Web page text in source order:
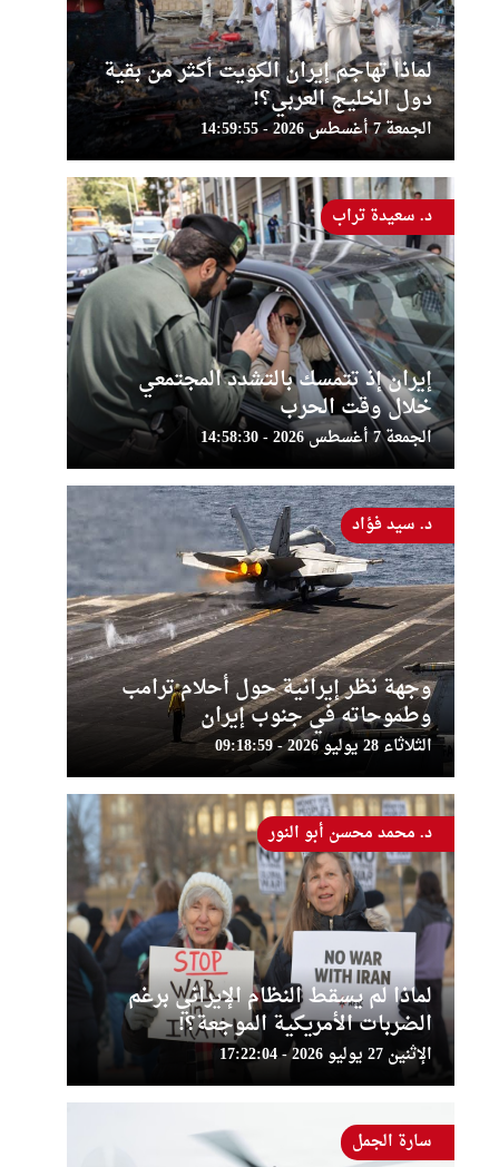
لماذا تهاجم إيران الكويت أكثر من بقية
دول الخليج العربي؟!
الجمعة 7 أغسطس 2026 - 14:59:55
إيران إذ تتمسك بالتشدد المجتمعي
خلال وقت الحرب
الجمعة 7 أغسطس 2026 - 14:58:30
د. سعيدة تراب
وجهة نظر إيرانية حول أحلام ترامب
وطموحاته في جنوب إيران
الثلاثاء 28 يوليو 2026 - 09:18:59
د. سيد فؤاد
لماذا لم يسقط النظام الإيراني برغم
الضربات الأمريكية الموجعة؟!
الإثنين 27 يوليو 2026 - 17:22:04
د. محمد محسن أبو النور
سارة الجمل